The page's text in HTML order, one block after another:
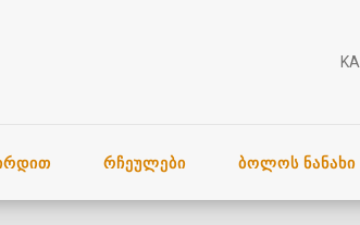
KA
ᲠᲩᲔᲣᲚᲔᲑᲘ ᲑᲝᲚᲝᲡ ᲜᲐᲜᲐᲮᲘ